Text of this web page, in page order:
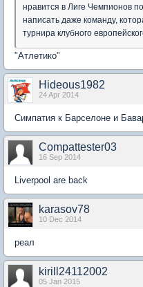
нравится в Лиге Чемпионов
написать даже команду,
турнира клубного
"Атлетико"
Hideous1982
24 Apr 2014
Симпатия к Барселоне и
Compattester03
16 Sep 2014
Liverpool are back
karasov78
10 Dec 2014
реал
kirill24112002
05 Jan 2015